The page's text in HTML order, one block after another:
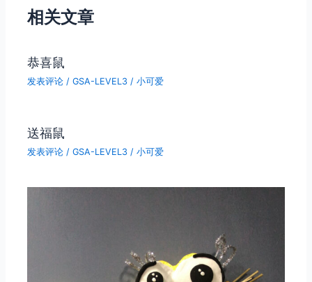
航
相关文章
恭喜鼠
发表评论 /GSA-LEVEL3 /小可爱
送福鼠
发表评论 /GSA-LEVEL3 /小可爱